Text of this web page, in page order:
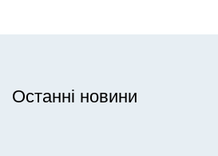
Останні новини